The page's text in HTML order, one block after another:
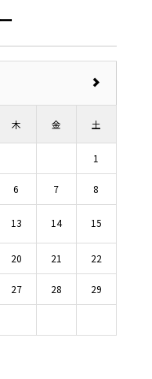
木 金 土
1
6 7 8
13 14 15
20 21 22
27 28 29